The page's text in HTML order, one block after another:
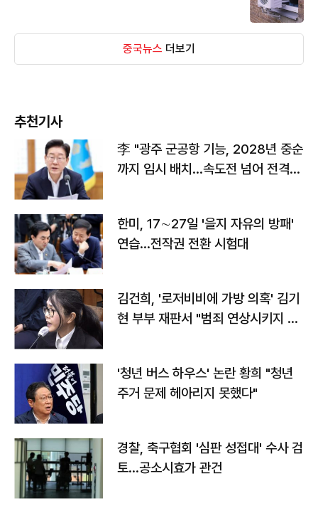
중국뉴스 더보기
추천기사
李 "광주 군공항 기능, 2028년 중순
까지 임시 배치…속도전 넘어 전격
한미, 17∼27일 '을지 자유의 방패'
연습…전작권 전환 시험대
김건희, '로저비비에 가방 의혹' 김기
현 부부 재판서 "범죄 연상시키지 말
'청년 버스 하우스' 논란 황희 "청년
주거 문제 헤아리지 못했다"
경찰, 축구협회 '심판 성접대' 수사 검
토…공소시효가 관건